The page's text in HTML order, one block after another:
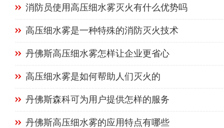
消防员使用高压细水雾灭火有什么优势吗
高压细水雾是一种特殊的消防灭火技术
丹佛斯高压细水雾怎样让企业更省心
高压细水雾是如何帮助人们灭火的
丹佛斯森科可为用户提供怎样的服务
丹佛斯高压细水雾的应用特点有哪些